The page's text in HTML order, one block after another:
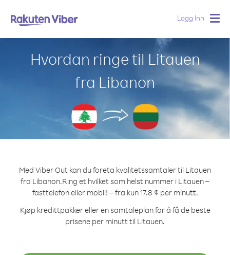
Logg Inn
Hvordan ringe til Litauen
fra Libanon
Med Viber Out kan du foreta kvalitetssamtaler til Litauen
fra Libanon.Ring et hvilket som helst nummer i Litauen –
fasttelefon eller mobil! – fra kun 17.8 ¢ per minutt.
Kjøp kredittpakker eller en samtaleplan for å få de beste
prisene per minutt til Litauen.